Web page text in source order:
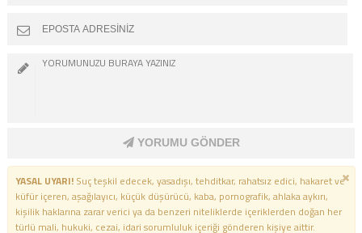
YORUMU GÖNDER
YASAL UYARI!Suç teşkil edecek, yasadışı, tehditkar, rahatsız edici, hakaret ve
küfür içeren, aşağılayıcı, küçük düşürücü, kaba, pornografik, ahlaka aykırı,
kişilik haklarına zarar verici ya da benzeri niteliklerde içeriklerden doğan her
türlü mali, hukuki, cezai, idari sorumluluk içeriği gönderen kişiye aittir.